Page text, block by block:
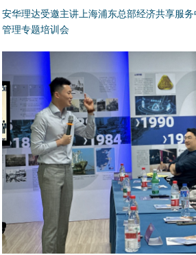
安华理达受邀主讲上海浦东总部经济共享服
管理专题培训会